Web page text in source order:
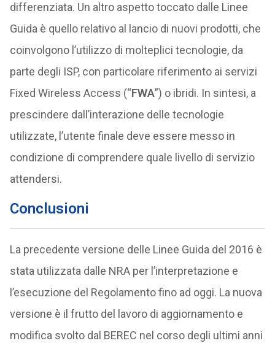
differenziata. Un altro aspetto toccato dalle Linee
Guida è quello relativo al lancio di nuovi prodotti, che
coinvolgono l’utilizzo di molteplici tecnologie, da
parte degli ISP, con particolare riferimento ai servizi
Fixed Wireless Access (“FWA”) o ibridi. In sintesi, a
prescindere dall’interazione delle tecnologie
utilizzate, l’utente finale deve essere messo in
condizione di comprendere quale livello di servizio
attendersi.
Conclusioni
La precedente versione delle Linee Guida del 2016 è
stata utilizzata dalle NRA per l’interpretazione e
l’esecuzione del Regolamento fino ad oggi. La nuova
versione è il frutto del lavoro di aggiornamento e
modifica svolto dal BEREC nel corso degli ultimi anni